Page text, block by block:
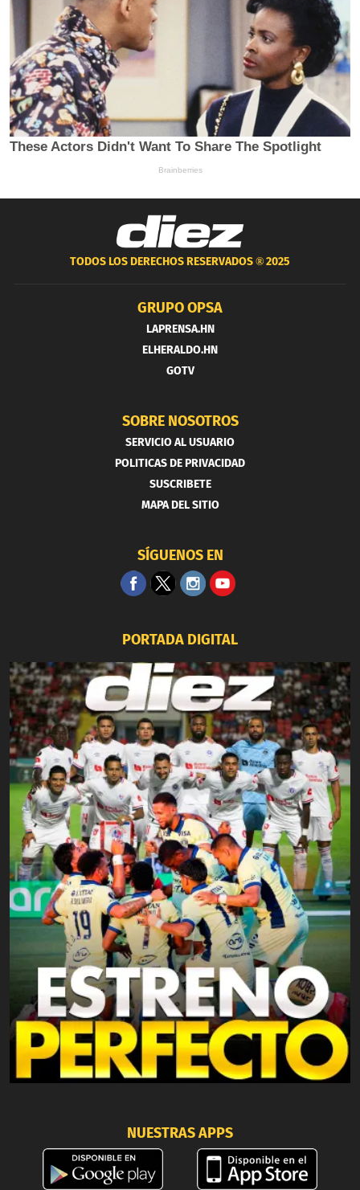
TODOS LOS DERECHOS RESERVADOS ®2025
GRUPO OPSA
LAPRENSA.HN
ELHERALDO.HN
GOTV
SOBRE NOSOTROS
SERVICIO AL USUARIO
POLITICAS DE PRIVACIDAD
SUSCRIBETE
MAPA DEL SITIO
SÍGUENOS EN
PORTADA DIGITAL
NUESTRAS APPS